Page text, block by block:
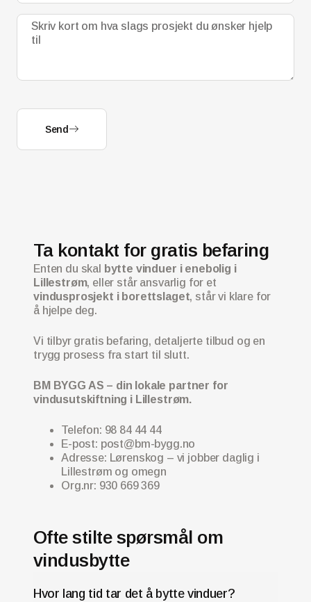
Send
Ta kontakt for gratis befaring
Enten du skal
bytte vinduer i enebolig i
Lillestrøm, eller står ansvarlig for et
vindusprosjekt i borettslaget, står vi klare for
å hjelpe deg.
Vi tilbyr gratis befaring, detaljerte tilbud og en
trygg prosess fra start til slutt.
BM BYGG AS – din lokale partner for
vindusutskiftning i Lillestrøm.
Telefon: 98 84 44 44
E-post: post@bm-bygg.no
Adresse: Lørenskog – vi jobber daglig i
Lillestrøm og omegn
Org.nr: 930 669 369
Ofte stilte spørsmål om
vindusbytte
Hvor lang tid tar det å bytte vinduer?